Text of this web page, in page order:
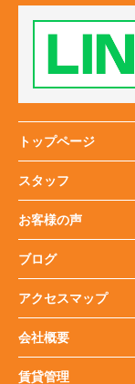
トップページ
スタッフ
お客様の声
ブログ
アクセスマップ
会社概要
賃貸管理